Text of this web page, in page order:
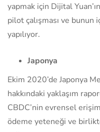
yapmak için Dijital
pilot çalışması ve bunun
yapılıyor.
Japonya
Ekim 2020’de Japonya
hakkındaki yaklaşım
CBDC’nin evrensel
ödeme yeteneği ve